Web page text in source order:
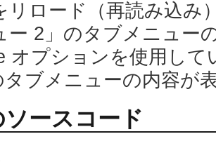
リロード（再読み込み
ー 2」のタブメニュー
オプションを使用し
タブメニューの内容が
ースコード